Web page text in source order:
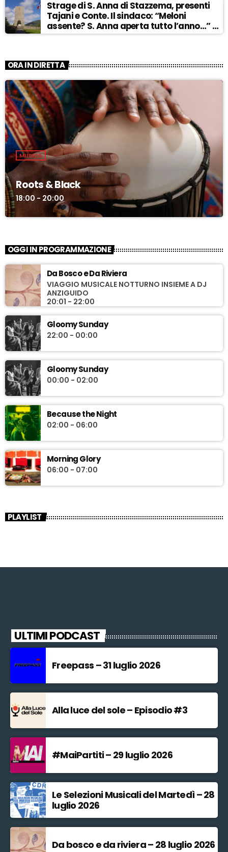
Strage di S. Anna di Stazzema, presenti
Tajani e Conte. Il sindaco: “Meloni
assente? S. Anna aperta tutto l’anno…” –
ASCOLTA
ORA IN DIRETTA
MUSICA
Roots & Black
18:00 - 20:00
OGGI IN PROGRAMMAZIONE
Da Bosco e Da Riviera
VIAGGIO MUSICALE NOTTURNO INSIEME A DJ
ANZIGUIDO
20:01 - 22:00
Gloomy Sunday
22:00 - 00:00
Gloomy Sunday
00:00 - 02:00
Because the Night
02:00 - 06:00
Morning Glory
06:00 - 07:00
PLAYLIST
ULTIMI PODCAST
Freepass – 31 luglio 2026
Alla luce del sole – Episodio #3
#MaiPartiti – 29 luglio 2026
Le Selezioni Musicali del Martedì – 28
luglio 2026
Da bosco e da riviera – 28 luglio 2026